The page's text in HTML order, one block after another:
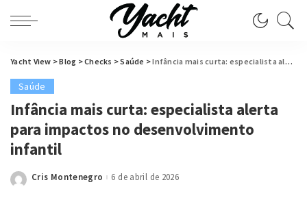
Yacht View >Blog >Checks >Saúde >Infância mais curta: especialista alerta para impactos no desenvolvimento infantil
Saúde
Infância mais curta: especialista alerta
para impactos no desenvolvimento
infantil
Posted
Cris Montenegro 6 de abril de 2026